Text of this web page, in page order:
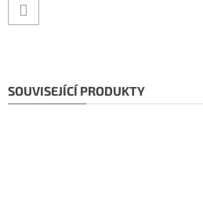
SOUVISEJÍCÍ PRODUKTY